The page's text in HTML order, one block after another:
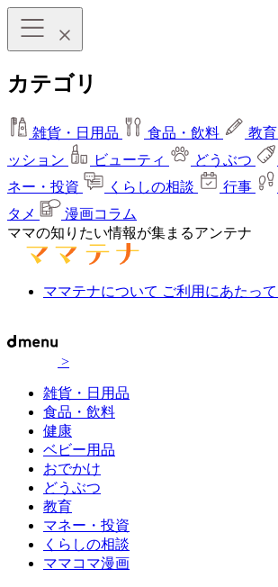
カテゴリ
雑貨・日用品 食品・飲料 教育
ッション
ビューティ どうぶつ
ネー・投資
くらしの相談 行事
タメ
漫画コラム
ママの知りたい情報が集まるアンテナ
ママテナについて ご利用にあたって
>
雑貨・日用品
食品・飲料
健康
ベビー用品
おでかけ
どうぶつ
教育
マネー・投資
くらしの相談
ママコマ漫画